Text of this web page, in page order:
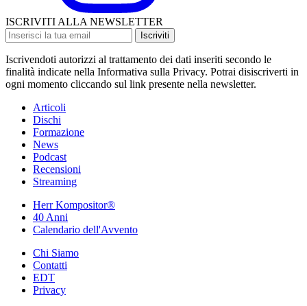
ISCRIVITI ALLA NEWSLETTER
Iscriviti
Iscrivendoti autorizzi al trattamento dei dati inseriti secondo le
finalità indicate nella Informativa sulla Privacy. Potrai disiscriverti in
ogni momento cliccando sul link presente nella newsletter.
Articoli
Dischi
Formazione
News
Podcast
Recensioni
Streaming
Herr Kompositor®
40 Anni
Calendario dell'Avvento
Chi Siamo
Contatti
EDT
Privacy